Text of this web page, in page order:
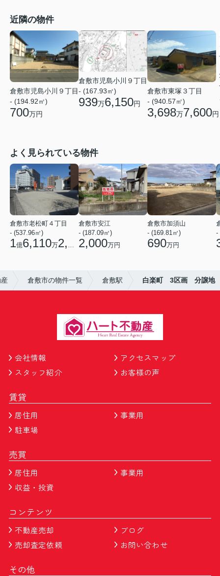
近隣の物件
倉敷市児島小川９丁目
- (194.92㎡)
700万円
倉敷市児島小川９丁目
- (167.93㎡)
939万6,150円
倉敷市東塚３丁目
- (940.57㎡)
3,698万7,600円
よく見られている物件
倉敷市老松町４丁目
- (537.96㎡)
1億6,110万2,700 円
倉敷市安江
- (187.09㎡)
2,000万円
倉敷市加須山
- (169.81㎡)
690万円
-
倉敷市の物件一覧 倉敷駅 白楽町 3区画 分譲地
会社情報
アクセスマップ
スタッフ紹介
お客様の声
賃貸
居住用
事業用
駐車場
売買
居住用
事業用
収益・投資
コンテンツ
不動産売却
ブログ
売却査定依頼
お問い合わせ
その他